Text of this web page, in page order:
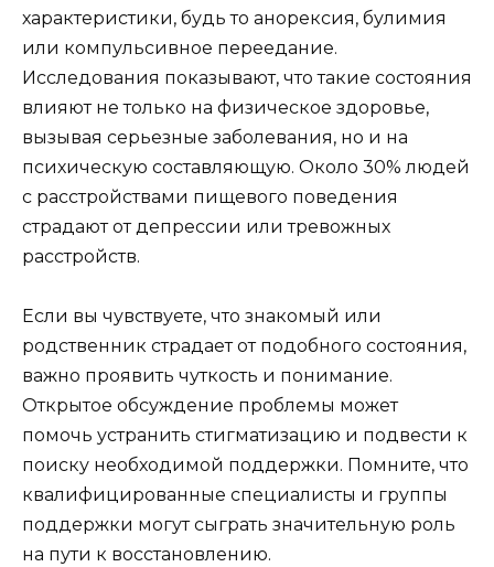
характеристики, будь то анорексия, булимия
или компульсивное переедание.
Исследования показывают, что такие состояния
влияют не только на физическое здоровье,
вызывая серьезные заболевания, но и на
психическую составляющую. Около 30% людей
с расстройствами пищевого поведения
страдают от депрессии или тревожных
расстройств.
Если вы чувствуете, что знакомый или
родственник страдает от подобного состояния,
важно проявить чуткость и понимание.
Открытое обсуждение проблемы может
помочь устранить стигматизацию и подвести к
поиску необходимой поддержки. Помните, что
квалифицированные специалисты и группы
поддержки могут сыграть значительную роль
на пути к восстановлению.